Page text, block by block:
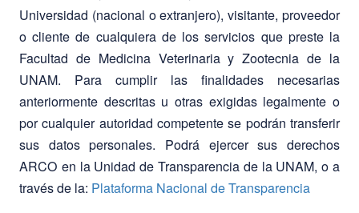
Universidad (nacional o extranjero), visitante, proveedor
o cliente de cualquiera de los servicios que preste la
Facultad de Medicina Veterinaria y Zootecnia de la
UNAM. Para cumplir las finalidades necesarias
anteriormente descritas u otras exigidas legalmente o
por cualquier autoridad competente se podrán transferir
sus datos personales. Podrá ejercer sus derechos
ARCO en la Unidad de Transparencia de la UNAM, o a
través de la: Plataforma Nacional de Transparencia